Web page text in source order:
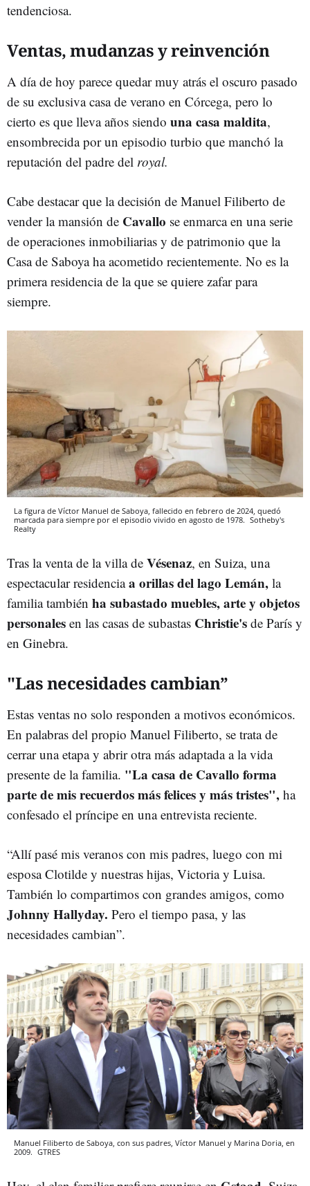
tendenciosa.
Ventas, mudanzas y reinvención
A día de hoy parece quedar muy atrás el oscuro pasado
de su exclusiva casa de verano en Córcega, pero lo
cierto es que lleva años siendo una casa maldita,
ensombrecida por un episodio turbio que manchó la
reputación del padre del royal.
Cabe destacar que la decisión de Manuel Filiberto de
vender la mansión de Cavallo se enmarca en una serie
de operaciones inmobiliarias y de patrimonio que la
Casa de Saboya ha acometido recientemente. No es la
primera residencia de la que se quiere zafar para
siempre.
La figura de Víctor Manuel de Saboya, fallecido en febrero de 2024, quedó
marcada para siempre por el episodio vivido en agosto de 1978. Sotheby's
Realty
Tras la venta de la villa de Vésenaz, en Suiza, una
espectacular residenciaa orillas del lago Lemán, la
familia también ha subastado muebles, arte y objetos
personales en las casas de subastas Christie's de París y
en Ginebra.
"Las necesidades cambian”
Estas ventas no solo responden a motivos económicos.
En palabras del propio Manuel Filiberto, se trata de
cerrar una etapa y abrir otra más adaptada a la vida
presente de la familia. "La casa de Cavallo forma
parte de mis recuerdos más felices y más tristes", ha
confesado el príncipe en una entrevista reciente.
“Allí pasé mis veranos con mis padres, luego con mi
esposa Clotilde y nuestras hijas, Victoria y Luisa.
También lo compartimos con grandes amigos, como
Johnny Hallyday. Pero el tiempo pasa, y las
necesidades cambian”.
Manuel Filiberto de Saboya, con sus padres, Víctor Manuel y Marina Doria, en
2009. GTRES